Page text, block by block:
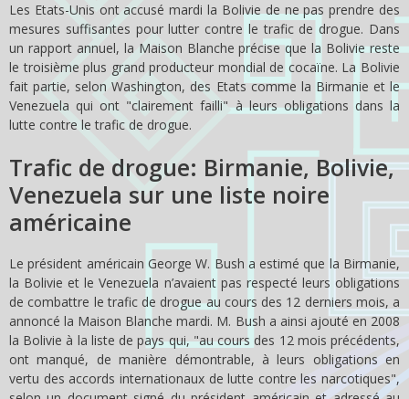
Les Etats-Unis ont accusé mardi la Bolivie de ne pas prendre des
mesures suffisantes pour lutter contre le trafic de drogue. Dans
un rapport annuel, la Maison Blanche précise que la Bolivie reste
le troisième plus grand producteur mondial de cocaïne. La Bolivie
fait partie, selon Washington, des Etats comme la Birmanie et le
Venezuela qui ont "clairement failli" à leurs obligations dans la
lutte contre le trafic de drogue.
Trafic de drogue: Birmanie, Bolivie,
Venezuela sur une liste noire
américaine
Le président américain George W. Bush a estimé que la Birmanie,
la Bolivie et le Venezuela n’avaient pas respecté leurs obligations
de combattre le trafic de drogue au cours des 12 derniers mois, a
annoncé la Maison Blanche mardi. M. Bush a ainsi ajouté en 2008
la Bolivie à la liste de pays qui, "au cours des 12 mois précédents,
ont manqué, de manière démontrable, à leurs obligations en
vertu des accords internationaux de lutte contre les narcotiques",